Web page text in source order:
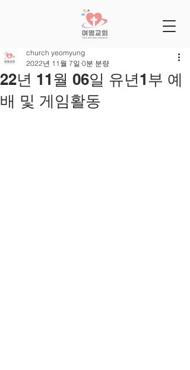
22년 11월 06일 유년1부 예
배 및 게임활동
church yeomyung
2022년 11월 7일 0분 분량